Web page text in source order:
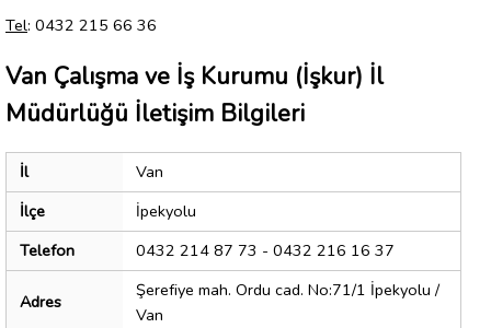
Tel: 0432 215 66 36
Van Çalışma ve İş Kurumu (İşkur) İl
Müdürlüğü İletişim Bilgileri
İl
Van
İlçe
İpekyolu
Telefon
0432 214 87 73 - 0432 216 16 37
Adres
Şerefiye mah. Ordu cad. No:71/1 İpekyolu /
Van